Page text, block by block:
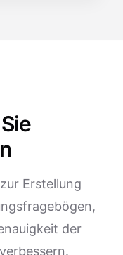
Erstellung
der